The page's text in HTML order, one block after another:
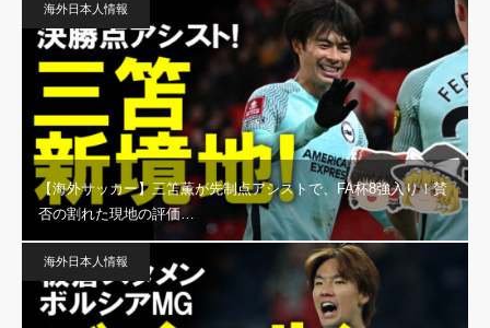
海外日本人情報
【海外サッカー】三笘薫が先制点アシストで、FA杯8強入り！賛
否の割れた現地の評価…
海外日本人情報